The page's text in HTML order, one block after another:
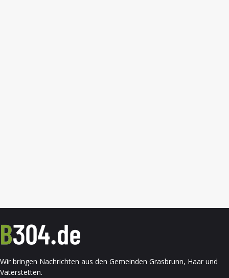
Wir bringen Nachrichten aus den Gemeinden Grasbrunn, Haar und
Vaterstetten.